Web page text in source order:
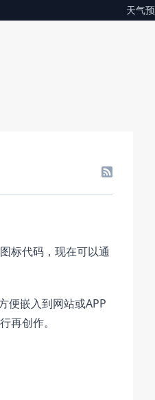
天气
标代码，现在可以通
便嵌入到网站或APP
再创作。